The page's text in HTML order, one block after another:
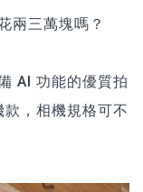
兩三萬塊嗎？
AI 功能的優質拍
，相機規格可不